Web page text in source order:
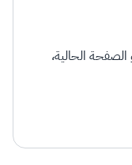
الحالية،